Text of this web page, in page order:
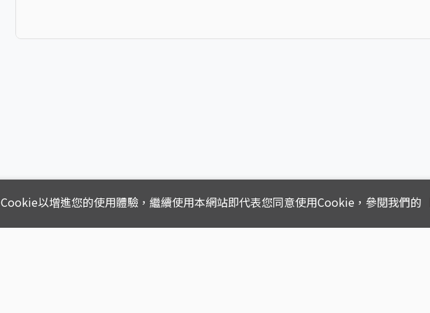
以增進您的使用體驗， 繼續使用本網站即代表您同意使用Cookie，參閱我們的